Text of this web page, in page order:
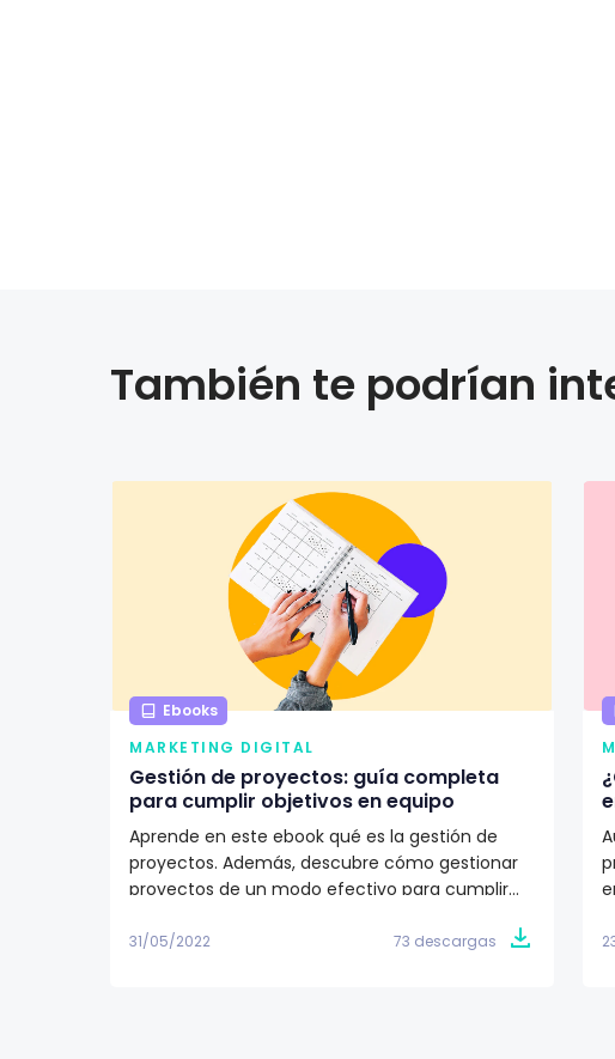
También te podrían
Ebooks
MARKETING DIGITAL
Gestión de proyectos: guía completa
para cumplir objetivos en equipo
Aprende en este ebook qué es la gestión de
proyectos. Además, descubre cómo gestionar
proyectos de un modo efectivo para cumplir
31/05/2022 73 descargas